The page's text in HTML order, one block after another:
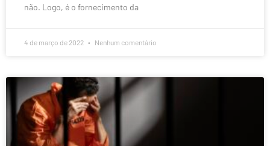
não. Logo, é o fornecimento da
4 de março de 2022 Nenhum comentário